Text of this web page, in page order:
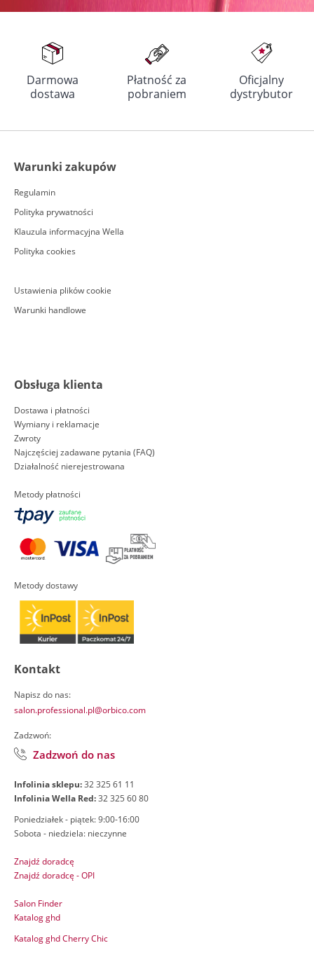
Darmowa
dostawa
Płatność za
pobraniem
Oficjalny
dystrybutor
Warunki zakupów
Regulamin
Polityka prywatności
Klauzula informacyjna Wella
Polityka cookies
Ustawienia plików cookie
Warunki handlowe
Obsługa klienta
Dostawa i płatności
Wymiany i reklamacje
Zwroty
Najczęściej zadawane pytania (FAQ)
Działalność nierejestrowana
Metody płatności
Metody dostawy
Kontakt
Napisz do nas:
salon.professional.pl@orbico.com
Zadzwoń:
Zadzwoń do nas
Infolinia sklepu:32 325 61 11
Infolinia Wella Red:32 325 60 80
Poniedziałek - piątek: 9:00-16:00
Sobota - niedziela: nieczynne
Znajdź doradcę
Znajdź doradcę - OPI
Salon Finder
Katalog ghd
Katalog ghd Cherry Chic